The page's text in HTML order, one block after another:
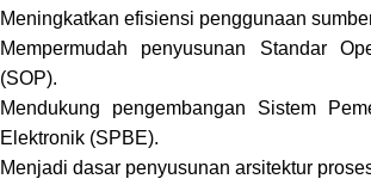
Meningkatkan efisiensi penggunaan
Mempermudah penyusunan Standar
(SOP).
Mendukung pengembangan Sistem
Elektronik (SPBE).
Menjadi dasar penyusunan arsitektur